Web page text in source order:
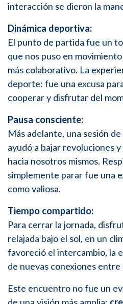
interacción se dieron la
Dinámica deportiva:
El punto de partida fue un
que nos puso en
más colaborativo. La
deporte: fue una excusa
cooperar y disfrutar del
Pausa consciente:
Más adelante, una sesión
ayudó a bajar revoluciones
hacia nosotros mismos.
simplemente parar fue una
como valiosa.
Tiempo compartido:
Para cerrar la jornada,
relajada bajo el sol, en un
favoreció el intercambio, la
de nuevas conexiones
Este encuentro no fue un